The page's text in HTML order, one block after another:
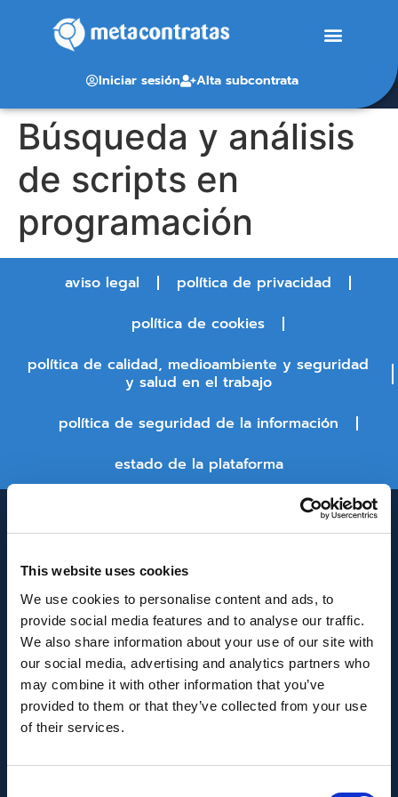
This website uses cookies
We use cookies to personalise content and ads, to
provide social media features and to analyse our traffic.
We also share information about your use of our site with
our social media, advertising and analytics partners who
may combine it with other information that you’ve
provided to them or that they’ve collected from your use
of their services.
Iniciar sesión Alta subcontrata
Búsqueda y análisis
de scripts en
programación
aviso legal
política de privacidad
política de cookies
política de calidad, medioambiente y seguridad
y salud en el trabajo
política de seguridad de la información
estado de la plataforma
INNOVACIÓN Y DESARROLLO DE ANDALUCÍA
IDEA
Se ha recibido un incentivo de la Agencia de
Junta de Andalucía, por un importe de